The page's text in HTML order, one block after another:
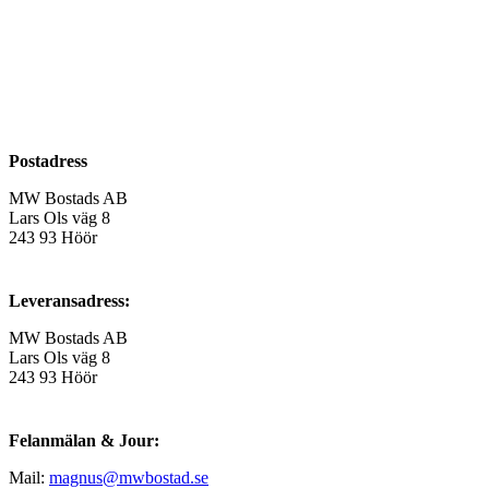
Postadress
MW Bostads AB
Lars Ols väg 8
243 93 Höör
Leveransadress:
MW Bostads AB
Lars Ols väg 8
243 93 Höör
Felanmälan & Jour:
Mail: magnus@mwbostad.se